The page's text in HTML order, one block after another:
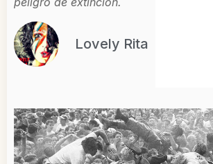
Lovely Rita